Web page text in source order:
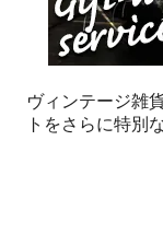
ヴィンテージ雑
トをさらに特別